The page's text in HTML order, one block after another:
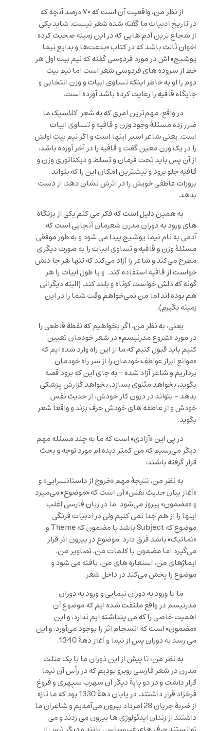
از نظر من، واقعیت آن است که ۷۰ درصد آنچه که
در تاریخ ادبیات ما گفته شده شعر نیست. شاید یکی
از شجاع ترین آدم هایی که در این زمینه صحبت کرده
اخوان ثالث باشد که در کتاب «بدعت‌ها و بدایع نیما
یوشیج» اش در مورد فردوسی گفته که نیم بیت اول هر
خط از سروده های فردوسی شعر است اما نیم بیت
دوم را او به خاطر اینکه تساوی ابیات و وزن انتخابی و
جایگاه قافیه را رعایت کرده باشد آورده است.
در واقع، مهم‌ترین امری که به شعر کلاسیک ما
ضرر زده مسئلۀ وجود وزن و قافیه و تساوی ابیات
است. یعنی شاعر اسیر اینها است و اگر نیم بیت اولش
را در یک وزن معین گفت و قافیه را در آخر آورده باشد،
از آن پس باید تحت فرمان و تسلط و دیکتاتوری وزن و
قافیه جلو برود و بیشترین امکان این را که بتواند
بروزات عاطفی خویش را در اثرش نشان دهد، از دست
بدهد.
به همین دلیل است که فکر می کنم یکی از بزنگاه
های ورود به دوران مدرن شعرمان آنجایی است که
آدمی به نام نیما یوشیج پیدا می شود و به طور موفقی
مسئلۀ وزن و قافیه و تساوی ابیات را به صورت دیگری
مطرح می‌کند و شاعر را آزاد می‌کند که تنها هر جا دلش
خواست از قافیه استفاده کند. و یا طول ابیات را هر
گونه که دلش خواست کوتاه و بلند کند. (البته دیگرانی
هم بوده اند اما من نمی‌خواهم وقت شما را در این
زمینه بگیرم).
یعنی، به نظر من، اگر بخواهیم که نقطۀ قاطعی را
در مورد «شروع مدرنیسم» در شعر خودمان تعیین
کنیم باید قبول کنیم که ما از این راه وارد شده ایم که
«موانع ابراز عواطف خودمان را از سر راه خودمان
برداریم و شاعر آزاد شده – به جای این که برود قصه
بگوید، بخواهد مثنوی بسازد، بخواهد گزارش پزشکی
بدهد – بتواند در درون کار خودش، از حدیث نفس
خودش و از عاطفه های خودش حرف بزند و واقعاً شعر
بگوید.
در پی این «آزادی» است که ما به چند مسئله مهم
دیگر می‌رسیم که من کمتر دیده ام مورد توجه و بحث
قرار گرفته باشند:
به نظر من، نتیجۀ مهم «خروج از داستانسرایی» و
«آغاز بیان حدیث نفس» آن است که «موضوع» می‌میرد
و «مضمون» پیروز می‌شود. ما در زبان فارسی اغلب
اینها را از هم جدا نمی کنیم ولی در ادبیات فرنگی
موضوع که Subject باشد با مضمون که Theme و
«تماتیک» باشد فرق دارد. موضوع در بیرون اثر قرار
می‌گیرد اما مضمون با کلمات من، تصاویر من،
ایماژهای من، استعاره های من، بافته می شود و
موضوع را پخش می‌کند در داخل شعر.
ما با ورود به دوران نیمایی و ورود به دوران
مدرنیسم در واقع ملتفت شده ایم که موضوع آن
اهمیت خاصی را که می پنداشته ایم ندارد، و این
«مضمون» است که انسجام اثر را بوجود می‌آورد. و این
می رسد به دوران پس از نیما و آغاز دهۀ 1340.
به نظر من، تا پیش از این ذوران ما با یک مثلث
مدرن در شعر فارسی روبرو بودیم که در رأس آن نیما
قرار داشت و در دو پایۀ دیگر آن سهرب سپهری و فروغ
فرخزاد قرار داشتند. در پایان دهۀ 1330 بود که ما تازه
از ضربۀ جریان 28 امرداد بیرون می‌آمدیم و شاعران ما
داشتند از زندان ایدئولوژی ها بیرون می زدند و می